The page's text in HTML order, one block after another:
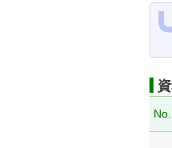
No.